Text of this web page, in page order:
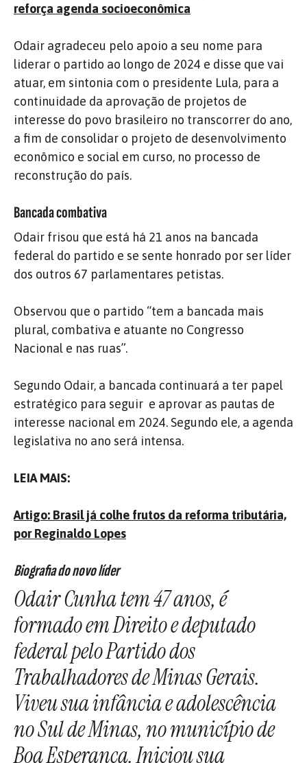
reforça agenda socioeconômica
Odair agradeceu pelo apoio a seu nome para
liderar o partido ao longo de 2024 e disse que vai
atuar, em sintonia com o presidente Lula, para a
continuidade da aprovação de projetos de
interesse do povo brasileiro no transcorrer do ano,
a fim de consolidar o projeto de desenvolvimento
econômico e social em curso, no processo de
reconstrução do país.
Bancada combativa
Odair frisou que está há 21 anos na bancada
federal do partido e se sente honrado por ser líder
dos outros 67 parlamentares petistas.
Observou que o partido “tem a bancada mais
plural, combativa e atuante no Congresso
Nacional e nas ruas”.
Segundo Odair, a bancada continuará a ter papel
estratégico para seguir e aprovar as pautas de
interesse nacional em 2024. Segundo ele, a agenda
legislativa no ano será intensa.
LEIA MAIS:
Artigo: Brasil já colhe frutos da reforma tributária,
por Reginaldo Lopes
Biografia do novo líder
Odair Cunha tem 47 anos, é
formado em Direito e deputado
federal pelo Partido dos
Trabalhadores de Minas Gerais.
Viveu sua infância e adolescência
no Sul de Minas, no município de
Boa Esperança. Iniciou sua